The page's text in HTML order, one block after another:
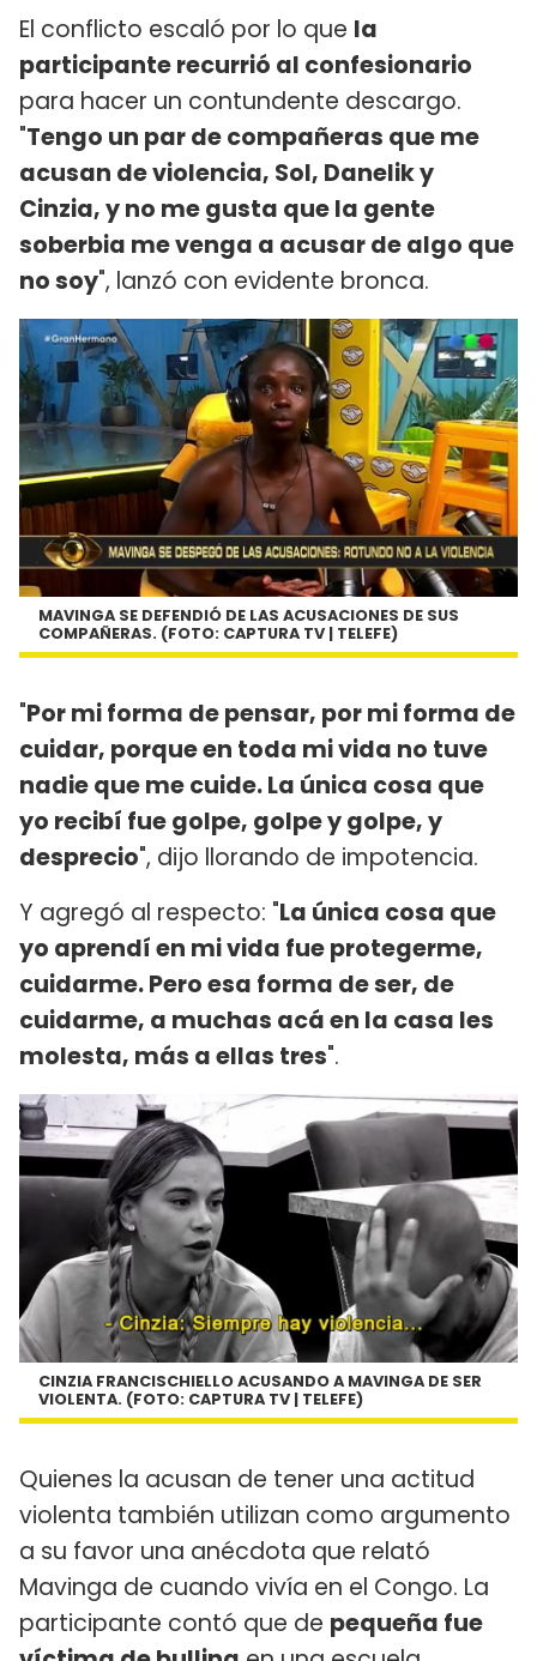
El conflicto escaló por lo que la
participante recurrió al confesionario
para hacer un contundente descargo.
"Tengo un par de compañeras que me
acusan de violencia, Sol, Danelik y
Cinzia, y no me gusta que la gente
soberbia me venga a acusar de algo que
no soy", lanzó con evidente bronca.
MAVINGA SE DEFENDIÓ DE LAS ACUSACIONES DE SUS
COMPAÑERAS. (FOTO: CAPTURA TV | TELEFE)
"Por mi forma de pensar, por mi forma de
cuidar, porque en toda mi vida no tuve
nadie que me cuide. La única cosa que
yo recibí fue golpe, golpe y golpe, y
desprecio", dijo llorando de impotencia.
Y agregó al respecto: "La única cosa que
yo aprendí en mi vida fue protegerme,
cuidarme. Pero esa forma de ser, de
cuidarme, a muchas acá en la casa les
molesta, más a ellas tres".
CINZIA FRANCISCHIELLO ACUSANDO A MAVINGA DE SER
VIOLENTA. (FOTO: CAPTURA TV | TELEFE)
Quienes la acusan de tener una actitud
violenta también utilizan como argumento
a su favor una anécdota que relató
Mavinga de cuando vivía en el Congo. La
participante contó que de pequeña fue